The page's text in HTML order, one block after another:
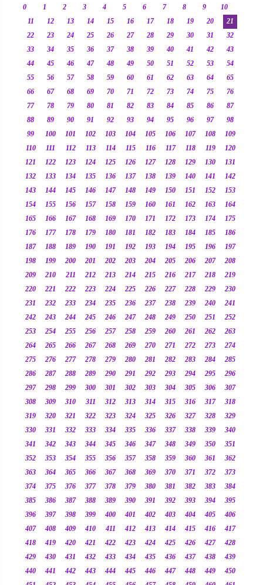
0 1 2 3 4 5 6 7 8 9
10
11
12 13 14 15 16 17 18 19 20
21
22
23 24 25 26 27 28 29 30 31
32
33
34 35 36 37 38 39 40 41 42
43
44
45 46 47 48 49 50 51 52 53
54
55
56 57 58 59 60 61 62 63 64
65
66
67 68 69 70 71 72 73 74 75
76
77
78 79 80 81 82 83 84 85 86
87
88
89 90 91 92 93 94 95 96 97
98
99
100 101 102 103 104 105 106 107 108
109
110
111 112 113 114 115 116 117 118 119
120
121
122 123 124 125 126 127 128 129 130
131
132
133 134 135 136 137 138 139 140 141
142
143
144 145 146 147 148 149 150 151 152
153
154
155 156 157 158 159 160 161 162 163
164
165
166 167 168 169 170 171 172 173 174
175
176
177 178 179 180 181 182 183 184 185
186
187
188 189 190 191 192 193 194 195 196
197
198
199 200 201 202 203 204 205 206 207
208
209
210 211 212 213 214 215 216 217 218
219
220
221 222 223 224 225 226 227 228 229
230
231
232 233 234 235 236 237 238 239 240
241
242
243 244 245 246 247 248 249 250 251
252
253
254 255 256 257 258 259 260 261 262
263
264
265 266 267 268 269 270 271 272 273
274
275
276 277 278 279 280 281 282 283 284
285
286
287 288 289 290 291 292 293 294 295
296
297
298 299 300 301 302 303 304 305 306
307
308
309 310 311 312 313 314 315 316 317
318
319
320 321 322 323 324 325 326 327 328
329
330
331 332 333 334 335 336 337 338 339
340
341
342 343 344 345 346 347 348 349 350
351
352
353 354 355 356 357 358 359 360 361
362
363
364 365 366 367 368 369 370 371 372
373
374
375 376 377 378 379 380 381 382 383
384
385
386 387 388 389 390 391 392 393 394
395
396
397 398 399 400 401 402 403 404 405
406
407
408 409 410 411 412 413 414 415 416
417
418
419 420 421 422 423 424 425 426 427
428
429
430 431 432 433 434 435 436 437 438
439
440
441 442 443 444 445 446 447 448 449
450